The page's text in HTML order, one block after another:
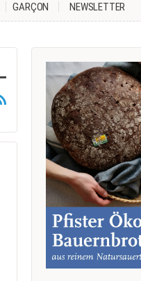
GARÇON NEWSLETTER